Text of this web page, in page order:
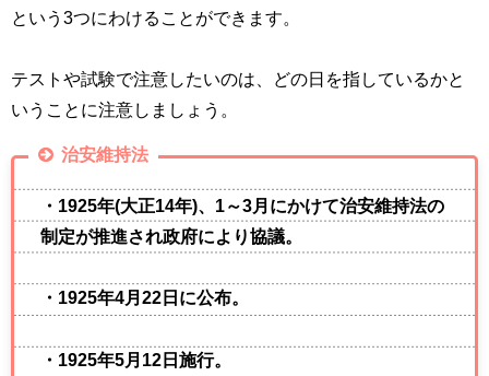
という 3つにわけることができます。
テストや試験で注意したいのは、どの日を指しているかと
いうことに注意しましょう。
治安維持法
・1925年(大正14年)、1～3月にかけて治安維持法の
制定が推進され政府により協議。
・1925年4月22日に公布。
・1925年5月12日施行。